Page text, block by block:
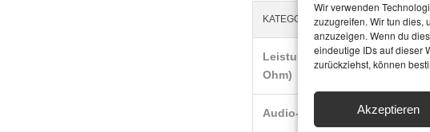
Wir verwenden
zuzugreifen. Wir tun dies,
anzuzeigen. Wenn du
eindeutige IDs auf dieser
zurückziehst, können
Akzeptieren
KATEGORIE MERKMAL
Leistung (8
Ohm)
Audio-Werte